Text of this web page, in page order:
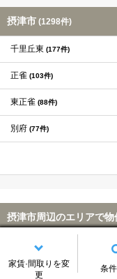
家賃·間取りを変
更
条
摂津市 (1298件)
千里丘東 (177件)
正雀 (103件)
東正雀 (88件)
別府 (77件)
摂津市周辺のエリアで
大阪市淀川区(9963件)
大阪市福島区(3232件)